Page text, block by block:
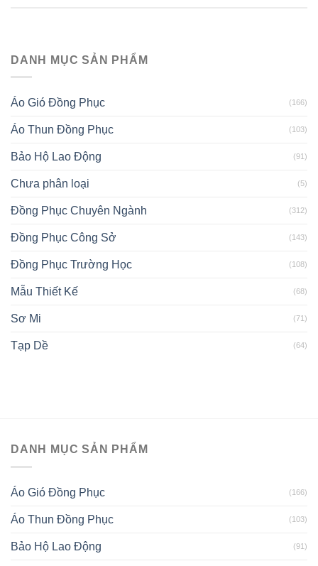
DANH MỤC SẢN PHẨM
Áo Gió Đồng Phục (166)
Áo Thun Đồng Phục (103)
Bảo Hộ Lao Động (91)
Chưa phân loại (5)
Đồng Phục Chuyên Ngành (312)
Đồng Phục Công Sở (143)
Đồng Phục Trường Học (108)
Mẫu Thiết Kế (68)
Sơ Mi (71)
Tạp Dề (64)
DANH MỤC SẢN PHẨM
Áo Gió Đồng Phục (166)
Áo Thun Đồng Phục (103)
Bảo Hộ Lao Động (91)